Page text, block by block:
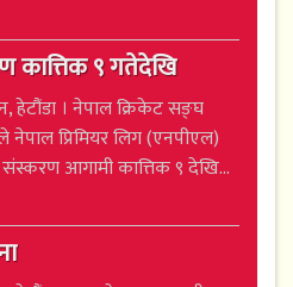
कात्तिक ९ गतेदेखि
हेटौंडा । नेपाल क्रिकेट सङ्घ
नेपाल प्रिमियर लिग (एनपीएल)
संस्करण आगामी कात्तिक ९ देखि...